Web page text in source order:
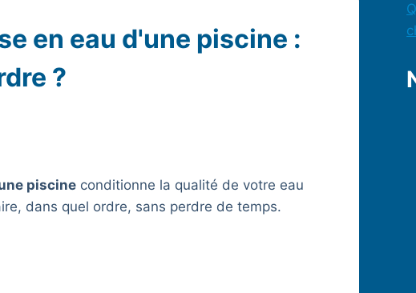
en eau d'une piscine :
?
piscine conditionne la qualité de votre eau
dans quel ordre, sans perdre de temps.